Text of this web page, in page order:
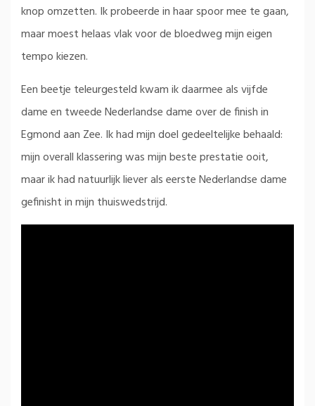
knop omzetten. Ik probeerde in haar spoor mee te gaan,
maar moest helaas vlak voor de bloedweg mijn eigen
tempo kiezen.
Een beetje teleurgesteld kwam ik daarmee als vijfde
dame en tweede Nederlandse dame over de finish in
Egmond aan Zee. Ik had mijn doel gedeeltelijke behaald:
mijn overall klassering was mijn beste prestatie ooit,
maar ik had natuurlijk liever als eerste Nederlandse dame
gefinisht in mijn thuiswedstrijd.